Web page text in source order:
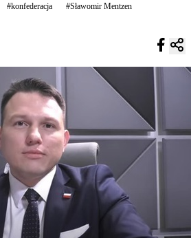
#konfederacja
#Sławomir Mentzen